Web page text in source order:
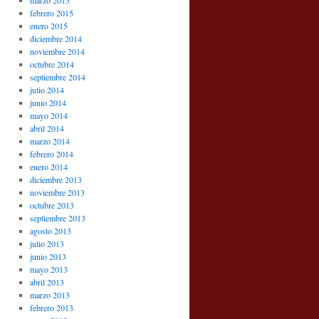
febrero 2015
enero 2015
diciembre 2014
noviembre 2014
octubre 2014
septiembre 2014
julio 2014
junio 2014
mayo 2014
abril 2014
marzo 2014
febrero 2014
enero 2014
diciembre 2013
noviembre 2013
octubre 2013
septiembre 2013
agosto 2013
julio 2013
junio 2013
mayo 2013
abril 2013
marzo 2013
febrero 2013